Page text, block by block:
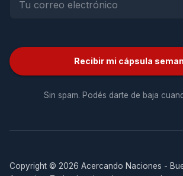
Recibir mi cápsula
Sin spam. Podés darte de baja
Copyright © 2026 Acercando Naciones -